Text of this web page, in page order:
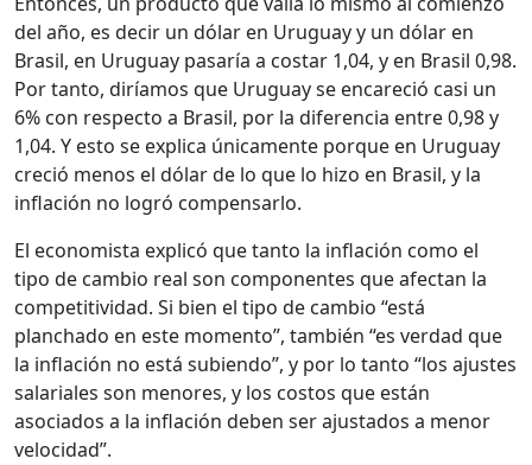
del año, es decir un dólar en Uruguay y un dólar en
Brasil, en Uruguay pasaría a costar 1,04, y en Brasil 0,98.
Por tanto, diríamos que Uruguay se encareció casi un
6% con respecto a Brasil, por la diferencia entre 0,98 y
1,04. Y esto se explica únicamente porque en Uruguay
creció menos el dólar de lo que lo hizo en Brasil, y la
inflación no logró compensarlo.
El economista explicó que tanto la inflación como el
tipo de cambio real son componentes que afectan la
competitividad. Si bien el tipo de cambio “está
planchado en este momento”, también “es verdad que
la inflación no está subiendo”, y por lo tanto “los ajustes
salariales son menores, y los costos que están
asociados a la inflación deben ser ajustados a menor
velocidad”.